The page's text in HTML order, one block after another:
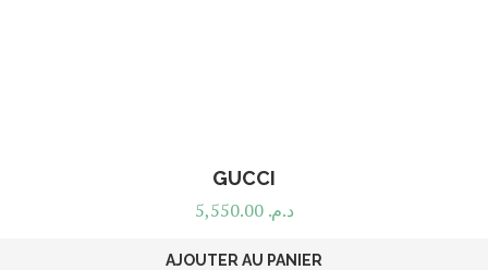
GUCCI
د.م. 5,550.00
AJOUTER AU PANIER